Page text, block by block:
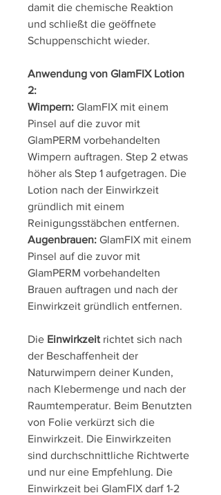
damit die chemische Reaktion
und schließt die geöffnete
Schuppenschicht wieder.
Anwendung von GlamFIX Lotion
2:
Wimpern: GlamFIX mit einem
Pinsel auf die zuvor mit
GlamPERM vorbehandelten
Wimpern auftragen. Step 2 etwas
höher als Step 1 aufgetragen. Die
Lotion nach der Einwirkzeit
gründlich mit einem
Reinigungsstäbchen entfernen.
Augenbrauen: GlamFIX mit einem
Pinsel auf die zuvor mit
GlamPERM vorbehandelten
Brauen auftragen und nach der
Einwirkzeit gründlich entfernen.
Die Einwirkzeit richtet sich nach
der Beschaffenheit der
Naturwimpern deiner Kunden,
nach Klebermenge und nach der
Raumtemperatur. Beim Benutzten
von Folie verkürzt sich die
Einwirkzeit. Die Einwirkzeiten
sind durchschnittliche Richtwerte
und nur eine Empfehlung. Die
Einwirkzeit bei GlamFIX darf 1-2